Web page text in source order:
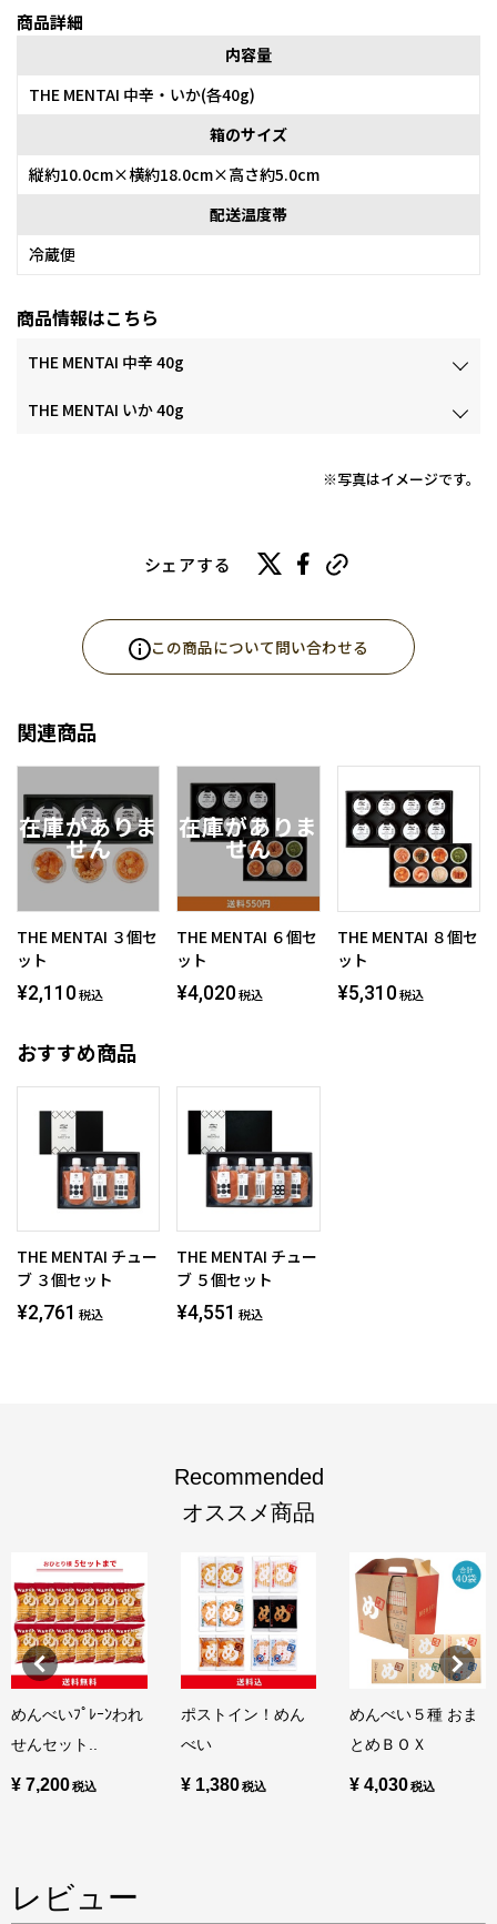
商品詳細
内容量
THE MENTAI 中辛・いか(各40g)
箱のサイズ
縦約10.0cm×横約18.0cm×高さ約5.0cm
配送温度帯
冷蔵便
商品情報はこちら
THE MENTAI 中辛 40g
THE MENTAI いか 40g
※写真はイメージです。
シェアする
この商品について問い合わせる
関連商品
THE MENTAI ３個セ
ット
¥2,110 税込
THE MENTAI ６個セ
ット
¥4,020 税込
THE MENTAI ８個セ
ット
¥5,310 税込
おすすめ商品
THE MENTAI チュー
ブ ３個セット
¥2,761 税込
THE MENTAI チュー
ブ ５個セット
¥4,551 税込
Recommended
オススメ商品
めんべいﾌﾟﾚｰﾝわれ
せんセット..
¥ 7,200
ポストイン！めん
べい
¥ 1,380
めんべい５種 おま
とめＢＯＸ
¥ 4,030
レビュー